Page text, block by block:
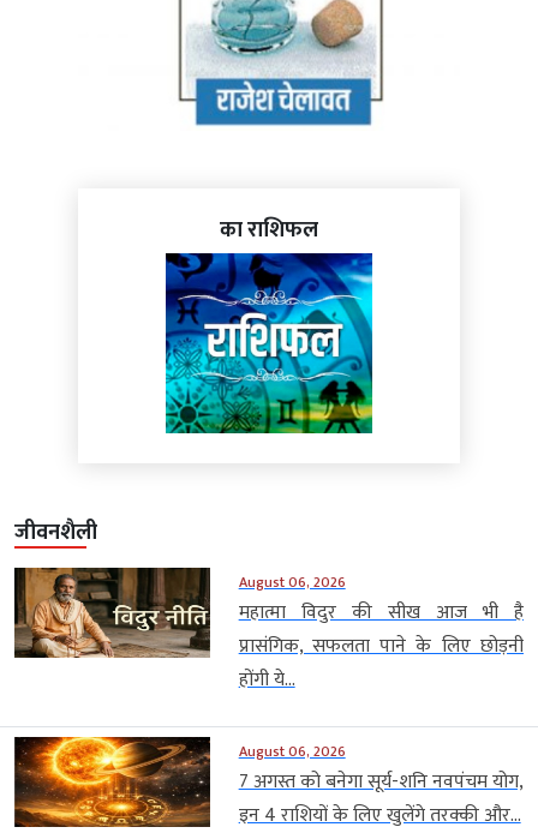
का राशिफल
जीवनशैली
August 06, 2026
महात्मा विदुर की सीख आज भी है
प्रासंगिक, सफलता पाने के लिए छोड़नी
होंगी ये...
August 06, 2026
7 अगस्त को बनेगा सूर्य-शनि नवपंचम योग,
इन 4 राशियों के लिए खुलेंगे तरक्की और...